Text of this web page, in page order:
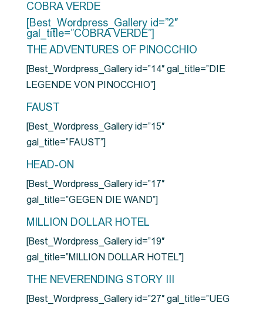
COBRA VERDE
[Best_Wordpress_Gallery id=”2″
gal_title=”COBRA VERDE”]
THE ADVENTURES OF PINOCCHIO
[Best_Wordpress_Gallery id=”14″ gal_title=”DIE
LEGENDE VON PINOCCHIO”]
FAUST
[Best_Wordpress_Gallery id=”15″
gal_title=”FAUST”]
HEAD-ON
[Best_Wordpress_Gallery id=”17″
gal_title=”GEGEN DIE WAND”]
MILLION DOLLAR HOTEL
[Best_Wordpress_Gallery id=”19″
gal_title=”MILLION DOLLAR HOTEL”]
THE NEVERENDING STORY III
[Best_Wordpress_Gallery id=”27″ gal_title=”UEG